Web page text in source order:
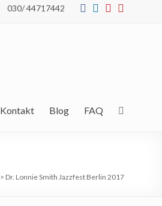
030/ 44717442
Kontakt Blog FAQ
> Dr. Lonnie Smith Jazzfest Berlin 2017